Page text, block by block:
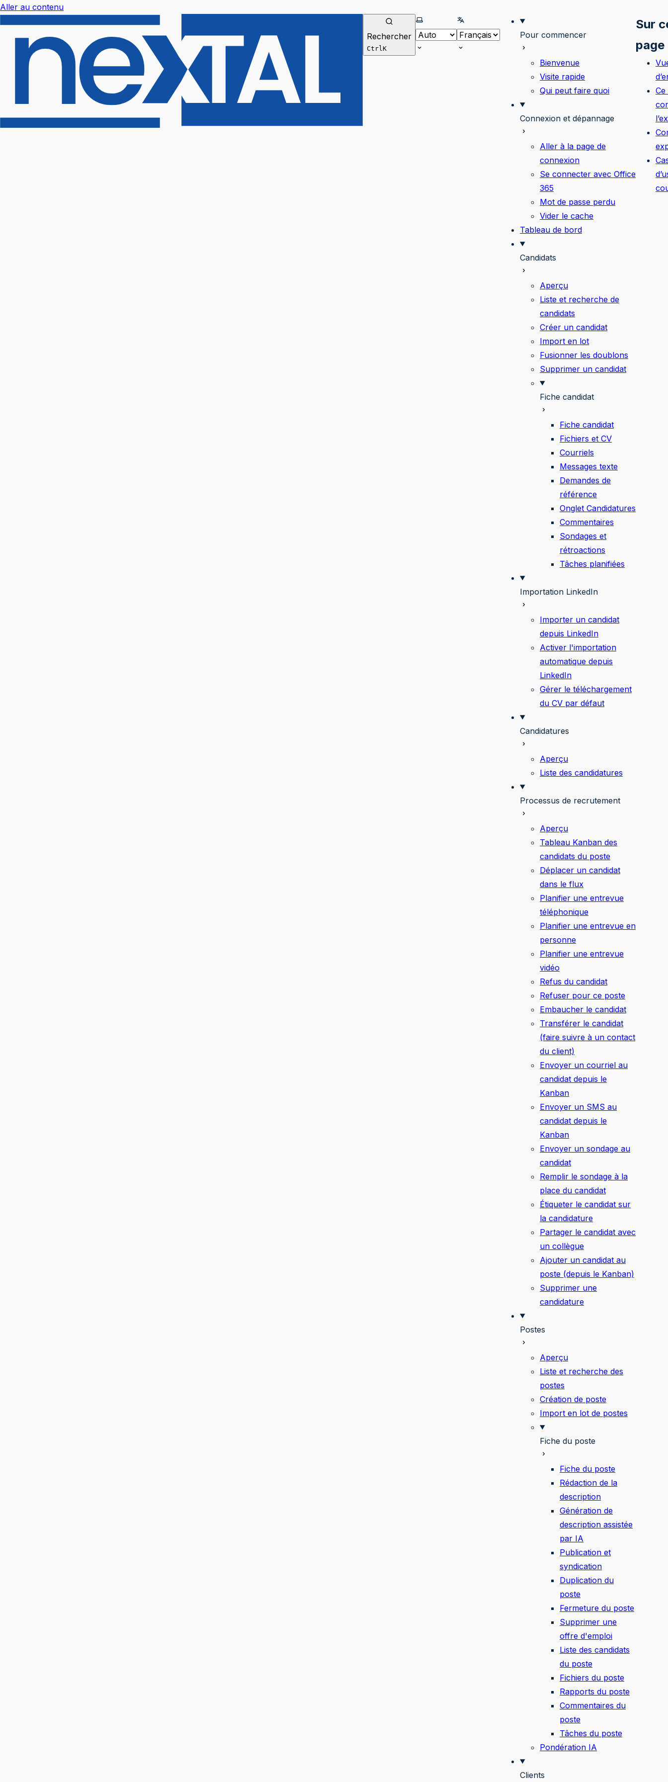
Aller au contenu
Rechercher
CtrlK
Selectionner le thèmeSelectionner la langue
Pour commencer
Bienvenue
Visite rapide
Qui peut faire quoi
Connexion et dépannage
Aller à la page de
connexion
Se connecter avec Office
365
Mot de passe perdu
Vider le cache
Tableau de bord
Candidats
Aperçu
Liste et recherche de
candidats
Créer un candidat
Import en lot
Fusionner les doublons
Supprimer un candidat
Fiche candidat
Fiche candidat
Fichiers et CV
Courriels
Messages texte
Demandes de
référence
Onglet Candidatures
Commentaires
Sondages et
rétroactions
Tâches planifiées
Importation LinkedIn
Importer un candidat
depuis LinkedIn
Activer l'importation
automatique depuis
LinkedIn
Gérer le téléchargement
du CV par défaut
Candidatures
Aperçu
Liste des candidatures
Processus de recrutement
Aperçu
Tableau Kanban des
candidats du poste
Déplacer un candidat
dans le flux
Planifier une entrevue
téléphonique
Planifier une entrevue en
personne
Planifier une entrevue
vidéo
Refus du candidat
Refuser pour ce poste
Embaucher le candidat
Transférer le candidat
(faire suivre à un contact
du client)
Envoyer un courriel au
candidat depuis le
Kanban
Envoyer un SMS au
candidat depuis le
Kanban
Envoyer un sondage au
candidat
Remplir le sondage à la
place du candidat
Étiqueter le candidat sur
la candidature
Partager le candidat avec
un collègue
Ajouter un candidat au
poste (depuis le Kanban)
Supprimer une
candidature
Postes
Aperçu
Liste et recherche des
postes
Création de poste
Import en lot de postes
Fiche du poste
Fiche du poste
Rédaction de la
description
Génération de
description assistée
par IA
Publication et
syndication
Duplication du
poste
Fermeture du poste
Supprimer une
offre d'emploi
Liste des candidats
du poste
Fichiers du poste
Rapports du poste
Commentaires du
poste
Tâches du poste
Pondération IA
Clients
Sur
page
Ce